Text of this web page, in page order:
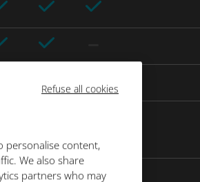
Refuse all cookies
personalise content,
We also share
partners who may